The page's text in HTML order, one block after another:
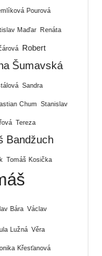
Pourová
Maďar Renáta
Robert
Šumavská
Sandra
Chum Stanislav
Tereza
Bandžuch
Tomáš Kosička
Bára Václav
Lužná Věra
Křesťanová